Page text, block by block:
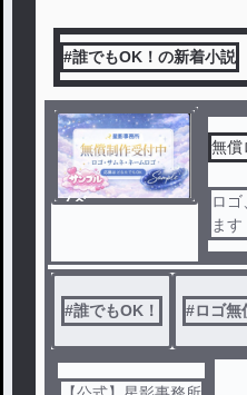
#誰でもOK！の新着小説
ノベ
無償
ロ
ます
#誰でもOK！ #ロゴ無